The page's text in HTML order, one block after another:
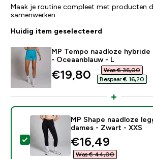
Maak je routine compleet met producten
samenwerken
Huidig item geselecteerd
MP Tempo naadloze
- Oceaanblauw - L
discounted price
€19,80‎
Was € 36,00‎
Bespaar € 16,20‎
Selecteer dit product - MP
MP Shape naadloze
dames - Zwart - XXS
discounted
€16,49‎
Was € 44,00‎